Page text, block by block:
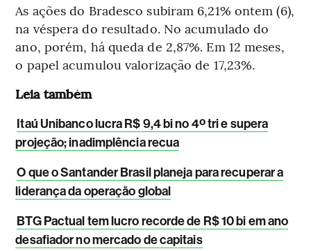
As ações do Bradesco subiram 6,21% ontem (6),
na véspera do resultado. No acumulado do
ano, porém, há queda de 2,87%. Em 12 meses,
o papel acumulou valorização de 17,23%.
Leia também
Itaú Unibanco lucra R$ 9,4 bi no 4º tri e supera
projeção; inadimplência recua
O que o Santander Brasil planeja para recuperar a
liderança da operação global
BTG Pactual tem lucro recorde de R$ 10 bi em ano
desafiador no mercado de capitais